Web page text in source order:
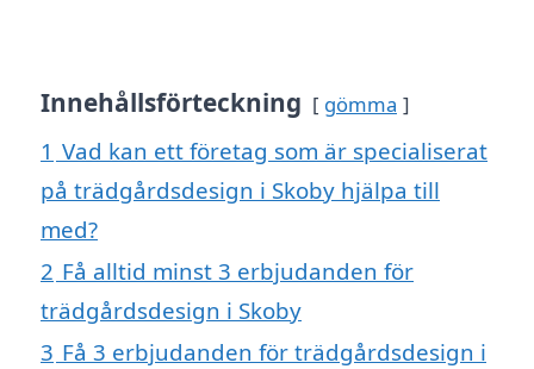
Innehållsförteckning gömma
1 Vad kan ett företag som är specialiserat
på trädgårdsdesign i Skoby hjälpa till
med?
2 Få alltid minst 3 erbjudanden för
trädgårdsdesign i Skoby
3 Få 3 erbjudanden för trädgårdsdesign i